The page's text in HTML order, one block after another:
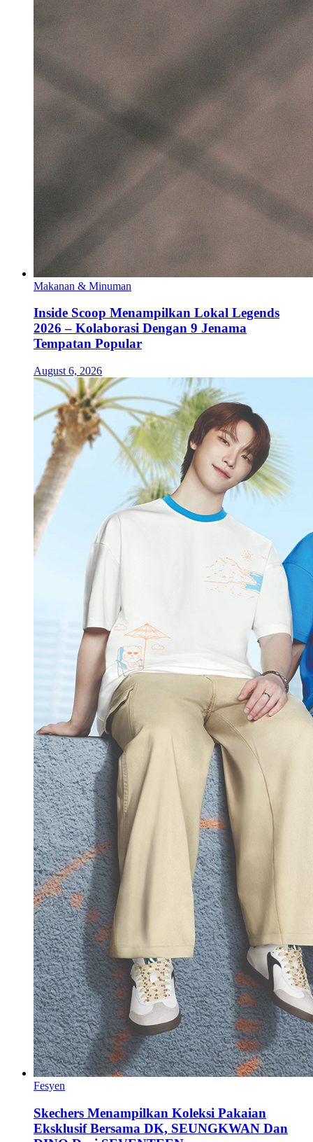
Makanan & Minuman
Inside Scoop Menampilkan Lokal Legends
2026 – Kolaborasi Dengan 9 Jenama
Tempatan Popular
August 6, 2026
Fesyen
Skechers Menampilkan Koleksi Pakaian
Eksklusif Bersama DK, SEUNGKWAN Dan